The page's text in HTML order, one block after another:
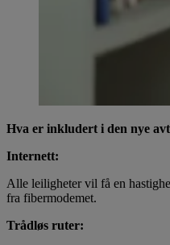
Hva er inkludert i den nye
Internett:
Alle leiligheter vil få en
fra fibermodemet.
Trådløs ruter: